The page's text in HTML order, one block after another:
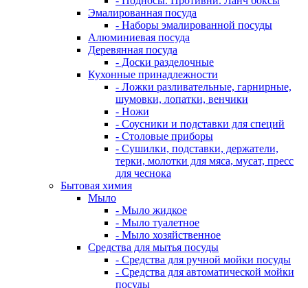
Эмалированная посуда
- Наборы эмалированной посуды
Алюминиевая посуда
Деревянная посуда
- Доски разделочные
Кухонные принадлежности
- Ложки разливательные, гарнирные,
шумовки, лопатки, венчики
- Ножи
- Соусники и подставки для специй
- Столовые приборы
- Сушилки, подставки, держатели,
терки, молотки для мяса, мусат, пресс
для чеснока
Бытовая химия
Мыло
- Мыло жидкое
- Мыло туалетное
- Мыло хозяйственное
Средства для мытья посуды
- Средства для ручной мойки посуды
- Средства для автоматической мойки
посуды